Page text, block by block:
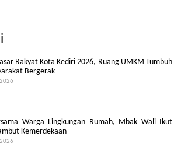
Rakyat Kota Kediri 2026, Ruang UMKM Tumbuh
Bergerak
Warga Lingkungan Rumah, Mbak Wali Ikut
Kemerdekaan